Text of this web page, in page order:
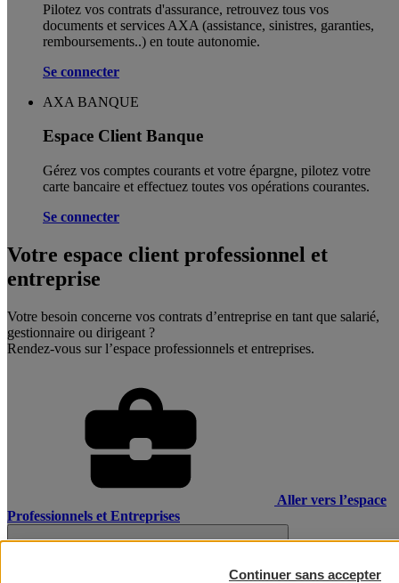
Pilotez vos contrats d'assurance, retrouvez tous vos
documents et services AXA (assistance, sinistres, garanties,
remboursements..) en toute autonomie. ​
Se connecter
AXA BANQUE
Espace Client Banque
Gérez vos comptes courants et votre épargne, pilotez votre
carte bancaire et effectuez toutes vos opérations courantes.
Se connecter
Votre espace client professionnel et
entreprise
Votre besoin concerne vos contrats d’entreprise en tant que salarié,
gestionnaire ou dirigeant ?
Rendez-vous sur l’espace professionnels et entreprises.
Aller vers l’espace
Professionnels et Entreprises
Continuer sans accepter